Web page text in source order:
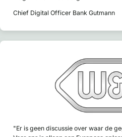
Chief Digital Officer Bank Gutmann
"Er is geen discussie over waar de